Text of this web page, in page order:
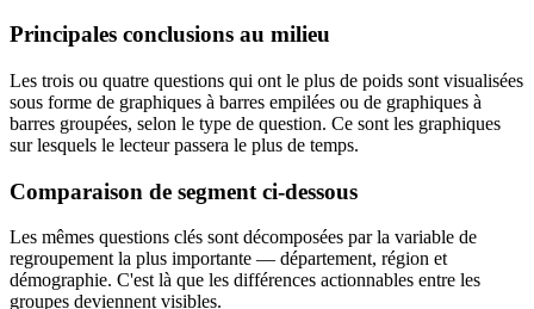
Principales conclusions au milieu
Les trois ou quatre questions qui ont le plus de poids sont visualisées
sous forme de graphiques à barres empilées ou de graphiques à
barres groupées, selon le type de question. Ce sont les graphiques
sur lesquels le lecteur passera le plus de temps.
Comparaison de segment ci-dessous
Les mêmes questions clés sont décomposées par la variable de
regroupement la plus importante — département, région et
démographie. C'est là que les différences actionnables entre les
groupes deviennent visibles.